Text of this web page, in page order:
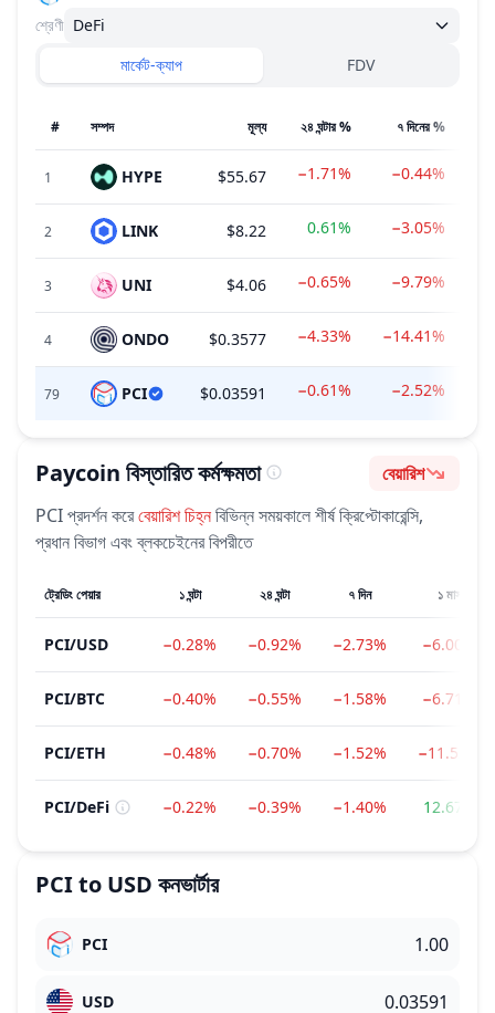
শ্রেণী DeFi
মার্কেট-ক্যাপ
FDV
# সম্পদ মূল্য ২৪ ঘন্টার % ৭ দিনের %
1 HYPE $55.67 −1.71% −0.44%
2 LINK $8.22 0.61% −3.05%
3 UNI $4.06 −0.65% −9.79%
4 ONDO $0.3577 −4.33% −14.41%
79 PCI $0.03591 −0.61% −2.52%
Paycoin বিস্তারিত কর্মক্ষমতা ভাবপ্রবণতা
বেয়ারিশ
PCIপ্রদর্শন করেবেয়ারিশচিহ্নবিভিন্ন সময়কালে শীর্ষ ক্রিপ্টোকারেন্সি,
প্রধান বিভাগ এবং ব্লকচেইনের বিপরীতে
ট্রেডিং পেয়ার ১ ঘন্টা ২৪ ঘন্টা ৭ দিন ১ মাস
PCI/USD −0.28% −0.92% −2.73% −6.00%
PCI/BTC −0.40% −0.55% −1.58% −6.71%
PCI/ETH −0.48% −0.70% −1.52% −11.52%
PCI/DeFi −0.22% −0.39% −1.40% 12.67%
PCIto USD কনভার্টার
PCI
USD